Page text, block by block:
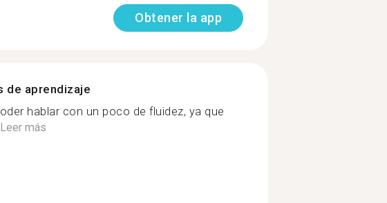
Obtener la app
de aprendizaje
hablar con un poco de fluidez, ya que
Leer más